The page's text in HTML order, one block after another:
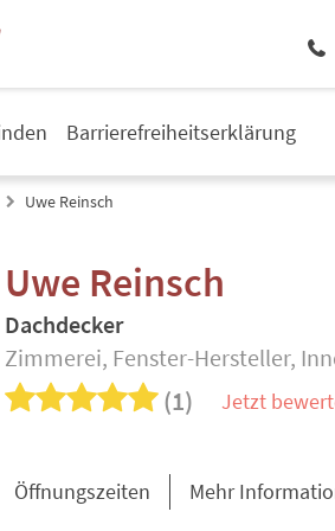
Barrierefreiheitserklärung
Uwe Reinsch
Uwe Reinsch
Dachdecker
Zimmerei, Fenster-Hersteller,
(1) Jetzt
Öffnungszeiten Mehr